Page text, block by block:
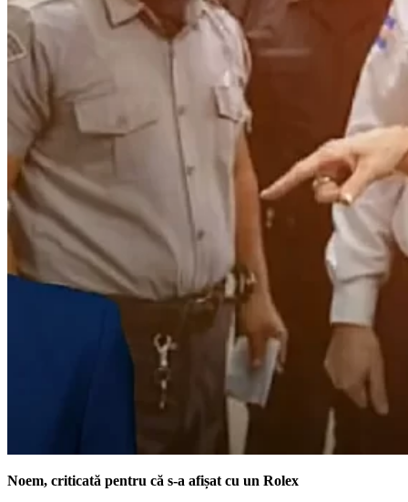
Noem, criticată pentru că s-a afișat cu un Rolex